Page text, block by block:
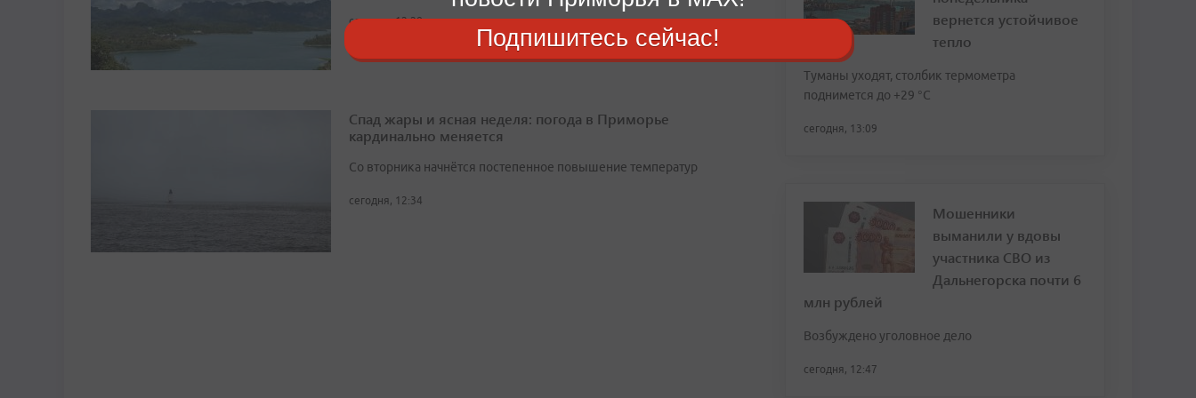
сегодня, 12:28
Спад жары и ясная неделя: погода в Приморье
кардинально меняется
Со вторника начнётся постепенное повышение температур
сегодня, 12:34
вернется устойчивое
тепло
Туманы уходят, столбик термометра
поднимется до +29 °С
сегодня, 13:09
Мошенники
выманили у вдовы
участника СВО из
Дальнегорска почти 6
млн рублей
Возбуждено уголовное дело
сегодня, 12:47
Подпишитесь сейчас!